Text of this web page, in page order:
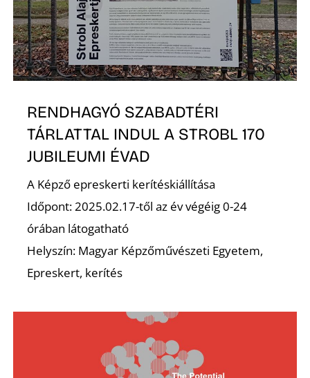
RENDHAGYÓ SZABADTÉRI
TÁRLATTAL INDUL A STROBL 170
JUBILEUMI ÉVAD
A Képző epreskerti kerítéskiállítása
Időpont: 2025.02.17-től az év végéig 0-24
órában látogatható
Helyszín: Magyar Képzőművészeti Egyetem,
Epreskert, kerítés